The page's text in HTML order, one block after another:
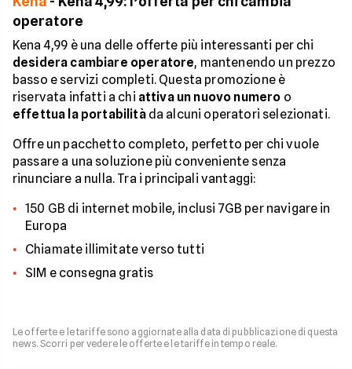
operatore
Kena 4,99 è una delle offerte più interessanti per chi
desidera cambiare operatore, mantenendo un prezzo
basso e servizi completi. Questa promozione è
riservata infatti a chi attiva un nuovo numero o
effettua la portabilitàda alcuni operatori selezionati.
Offre un pacchetto completo, perfetto per chi vuole
passare a una soluzione più conveniente senza
rinunciare a nulla. Tra i principali vantaggi:
150 GB di internet mobile, inclusi 7GB per navigare in
Europa
Chiamate illimitate verso tutti
SIM e consegna gratis
Le offerte e le tariffe sono aggiornate alla data di pubblicazione di questa
news. Scorri per vedere le offerte e le tariffe in tempo reale.